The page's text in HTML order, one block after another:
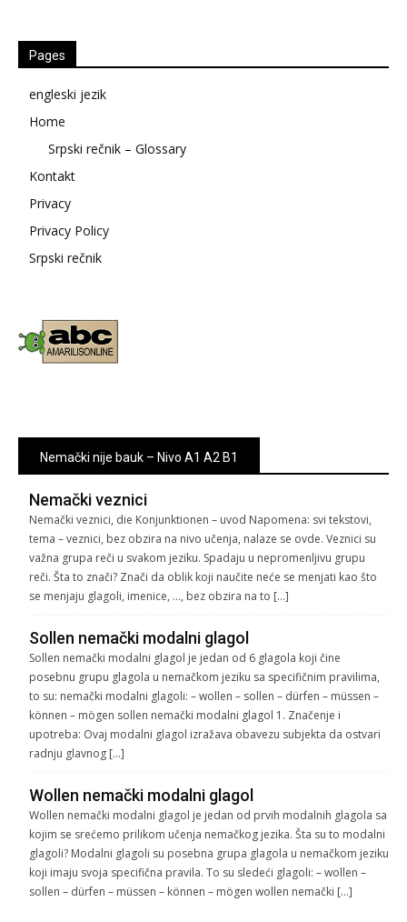
Pages
engleski jezik
Home
Srpski rečnik – Glossary
Kontakt
Privacy
Privacy Policy
Srpski rečnik
Nemački nije bauk – Nivo A1 A2 B1
Nemački veznici
Nemački veznici, die Konjunktionen – uvod Napomena: svi tekstovi,
tema – veznici, bez obzira na nivo učenja, nalaze se ovde. Veznici su
važna grupa reči u svakom jeziku. Spadaju u nepromenljivu grupu
reči. Šta to znači? Znači da oblik koji naučite neće se menjati kao što
se menjaju glagoli, imenice, …, bez obzira na to […]
Sollen nemački modalni glagol
Sollen nemački modalni glagol je jedan od 6 glagola koji čine
posebnu grupu glagola u nemačkom jeziku sa specifičnim pravilima,
to su: nemački modalni glagoli: – wollen – sollen – dürfen – müssen –
können – mögen sollen nemački modalni glagol 1. Značenje i
upotreba: Ovaj modalni glagol izražava obavezu subjekta da ostvari
radnju glavnog […]
Wollen nemački modalni glagol
Wollen nemački modalni glagol je jedan od prvih modalnih glagola sa
kojim se srećemo prilikom učenja nemačkog jezika. Šta su to modalni
glagoli? Modalni glagoli su posebna grupa glagola u nemačkom jeziku
koji imaju svoja specifična pravila. To su sledeći glagoli: – wollen –
sollen – dürfen – müssen – können – mögen wollen nemački […]